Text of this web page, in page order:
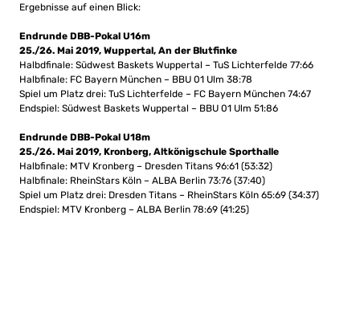
Ergebnisse auf einen Blick:
Endrunde DBB-Pokal U16m
25./26. Mai 2019, Wuppertal, An der Blutfinke
Halbdfinale: Südwest Baskets Wuppertal – TuS Lichterfelde 77:66
Halbfinale: FC Bayern München – BBU 01 Ulm 38:78
Spiel um Platz drei: TuS Lichterfelde – FC Bayern München 74:67
Endspiel: Südwest Baskets Wuppertal – BBU 01 Ulm 51:86
Endrunde DBB-Pokal U18m
25./26. Mai 2019, Kronberg, Altkönigschule Sporthalle
Halbfinale: MTV Kronberg – Dresden Titans 96:61 (53:32)
Halbfinale: RheinStars Köln – ALBA Berlin 73:76 (37:40)
Spiel um Platz drei: Dresden Titans – RheinStars Köln 65:69 (34:37)
Endspiel: MTV Kronberg – ALBA Berlin 78:69 (41:25)